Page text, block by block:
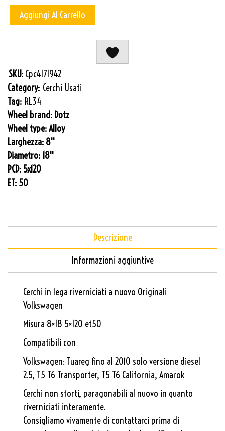
Aggiungi Al Carrello
SKU: Cpc4171942
Category: Cerchi Usati
Tag: RL34
Wheel brand: Dotz
Wheel type:Alloy
Larghezza: 8''
Diametro: 18''
PCD: 5x120
ET: 50
Descrizione
Informazioni aggiuntive
Cerchi in lega riverniciati a nuovo Originali
Volkswagen
Misura 8×18 5×120 et50
Compatibili con
Volkswagen: Tuareg fino al 2010 solo versione diesel
2.5, T5 T6 Transporter, T5 T6 California, Amarok
Cerchi non storti, paragonabili al nuovo in quanto
riverniciati interamente.
Consigliamo vivamente di contattarci prima di